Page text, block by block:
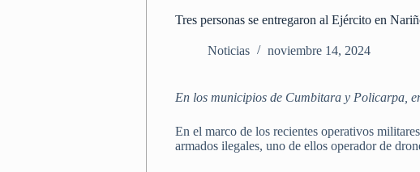
Tres personas se entregaron al Ejército en
Noticias noviembre 14, 2024
En los municipios de Cumbitara y Policarpa,
En el marco de los recientes operativos
armados ilegales, uno de ellos operador de